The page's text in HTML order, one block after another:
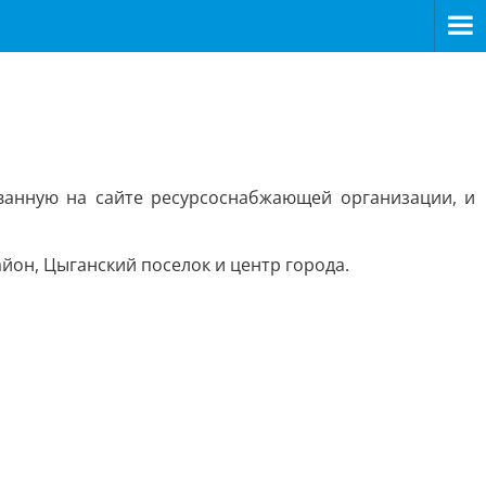
на сайте ресурсоснабжающей организации, и
Цыганский поселок и центр города.